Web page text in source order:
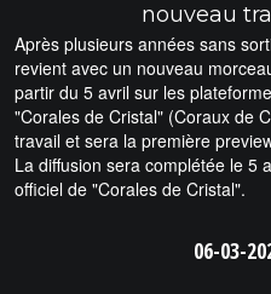
nouveau
Après plusieurs années sans
revient avec un nouveau
partir du 5 avril sur les
"Corales de Cristal" (Coraux de
travail et sera la première
La diffusion sera complétée le 5
officiel de "Corales de Cristal".
06-03-